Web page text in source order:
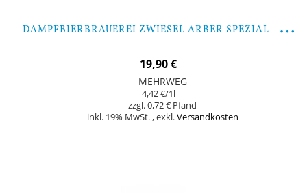
D
AMPFBIERBRAUEREI ZWIESEL ARBER SPEZIAL - 9 FLASCHEN
19,90 €
MEHRWEG
4,42 €/1l
0,72 €
inkl. 19% MwSt. ,exkl.Versandkosten